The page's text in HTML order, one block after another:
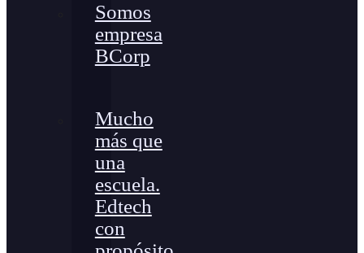
Somos
empresa
BCorp
Mucho
más que
una
escuela.
Edtech
con